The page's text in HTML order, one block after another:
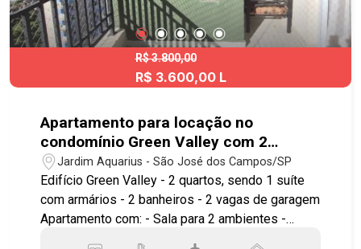
R$ 3.800,00
R$ 3.600,00 L
Apartamento para locação no
condomínio Green Valley com 2
quartos sendo 1 suíte - 64 m² - No
bairro Jardim Aquarius - SJC
Jardim Aquarius - São José dos Campos/SP
Edifício Green Valley - 2 quartos, sendo 1 suíte
com armários - 2 banheiros - 2 vagas de garagem
Apartamento com: - Sala para 2 ambientes -